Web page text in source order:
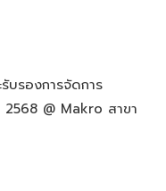
บรองการจัดการ
@ Makro สาขา